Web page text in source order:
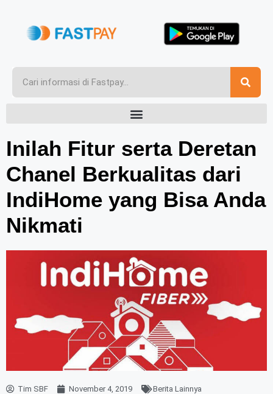
Inilah Fitur serta Deretan
Chanel Berkualitas dari
IndiHome yang Bisa Anda
Nikmati
Tim SBF November 4, 2019 Berita Lainnya